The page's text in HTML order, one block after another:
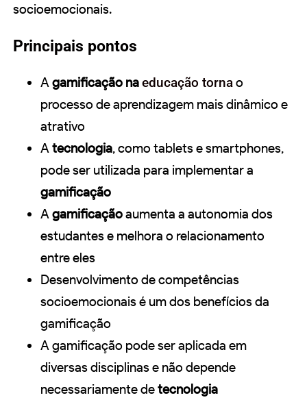
socioemocionais.
Principais pontos
A gamificação naeducação tornao
processo de aprendizagem mais dinâmico e
atrativo
A tecnologia, como tablets e smartphones,
pode ser utilizada para implementar a
gamificação
A gamificaçãoaumenta a autonomia dos
estudantes e melhora o relacionamento
entre eles
Desenvolvimento de competências
socioemocionais é um dos benefícios da
gamificação
A gamificação pode ser aplicada em
diversas disciplinas e não depende
necessariamente detecnologia